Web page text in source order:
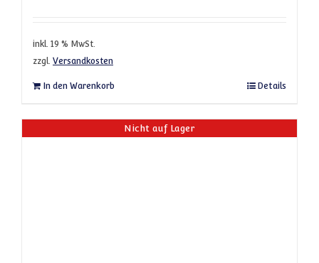
inkl. 19 % MwSt.
zzgl. Versandkosten
In den Warenkorb Details
Nicht auf Lager